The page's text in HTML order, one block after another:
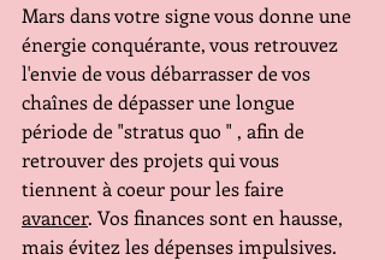
Mars dans votre signe vous donne une
énergie conquérante, vous retrouvez
l'envie de vous débarrasser de vos
chaînes de dépasser une longue
période de "stratus quo " , afin de
retrouver des projets qui vous
tiennent à coeur pour les faire
avancer. Vos finances sont en hausse,
mais évitez les dépenses impulsives.